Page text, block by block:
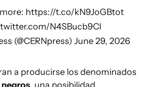
https://t.co/kN9JoGBtot
N4SBucb9Cl
(@CERNpress) June 29, 2026
a producirse los denominados